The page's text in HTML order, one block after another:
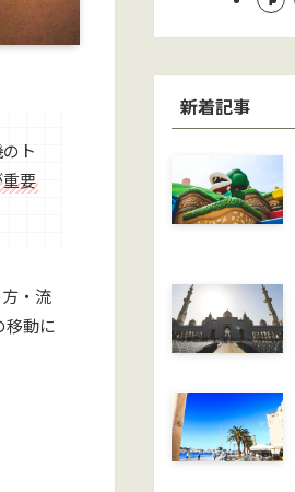
ト
要
・流
移動に
新着記事